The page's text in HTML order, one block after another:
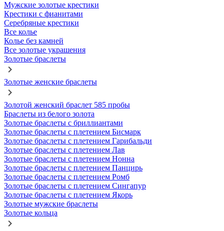
Мужские золотые крестики
Крестики с фианитами
Серебряные крестики
Все колье
Колье без камней
Все золотые украшения
Золотые браслеты
Золотые женские браслеты
Золотой женский браслет 585 пробы
Браслеты из белого золота
Золотые браслеты с бриллиантами
Золотые браслеты с плетением Бисмарк
Золотые браслеты с плетением Гарибальди
Золотые браслеты с плетением Лав
Золотые браслеты с плетением Нонна
Золотые браслеты с плетением Панцирь
Золотые браслеты с плетением Ромб
Золотые браслеты с плетением Сингапур
Золотые браслеты с плетением Якорь
Золотые мужские браслеты
Золотые кольца